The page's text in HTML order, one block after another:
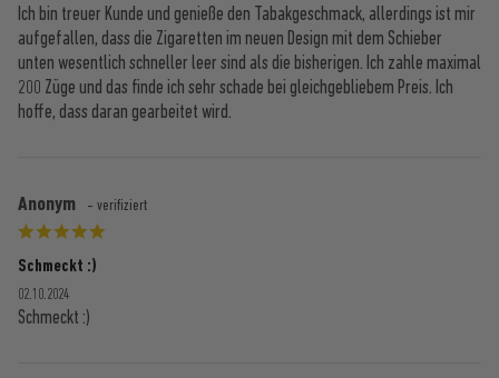
Ich bin treuer Kunde und genieße den Tabakgeschmack, allerdings ist mir
aufgefallen, dass die Zigaretten im neuen Design mit dem Schieber
unten wesentlich schneller leer sind als die bisherigen. Ich zahle maximal
200 Züge und das finde ich sehr schade bei gleichgebliebem Preis. Ich
hoffe, dass daran gearbeitet wird.
Anonym - verifiziert
Schmeckt :)
02.10.2024
Schmeckt :)